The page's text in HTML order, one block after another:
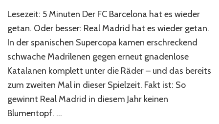
führt
Ancelotti
ins
Verderben
Ein
Kommentar
zum
Lesezeit: 5 Minuten Der FC Barcelona hat es wieder
getan. Oder besser: Real Madrid hat es wieder getan.
In der spanischen Supercopa kamen erschreckend
schwache Madrilenen gegen erneut gnadenlose
Katalanen komplett unter die Räder – und das bereits
zum zweiten Mal in dieser Spielzeit. Fakt ist: So
gewinnt Real Madrid in diesem Jahr keinen
Blumentopf. …